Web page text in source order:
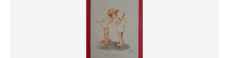
Virement bancaire